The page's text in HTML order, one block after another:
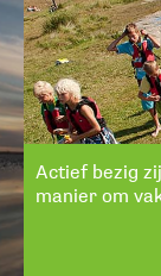
Actief bezig
manier om